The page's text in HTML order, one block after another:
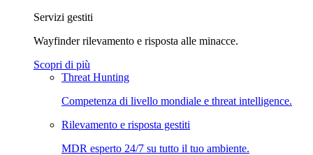
Servizi gestiti
Wayfinder rilevamento e risposta alle minacce.
Scopri di più
Threat Hunting
Competenza di livello mondiale e threat intelligence.
Rilevamento e risposta gestiti
MDR esperto 24/7 su tutto il tuo ambiente.